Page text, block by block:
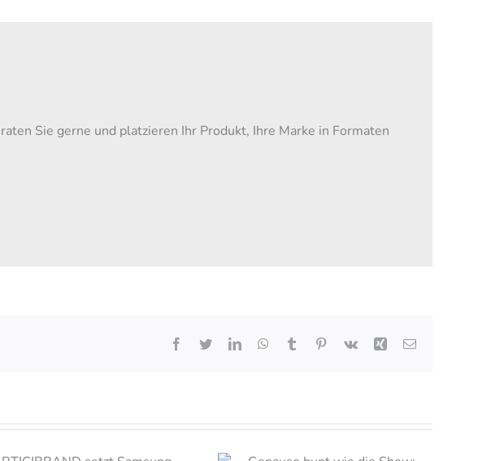
Sie gerne und platzieren Ihr Produkt, Ihre Marke in Formaten
Facebook
TwitterLinkedInWhatsApp
Tumblr Pinterest
Vk Xing Email